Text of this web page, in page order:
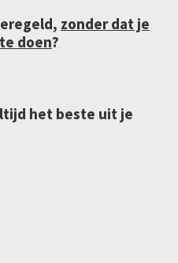
zonder dat je
doen?
het beste uit je